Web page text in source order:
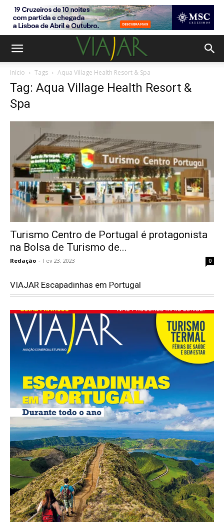
Início Tags Aqua Village Health Resort & Spa
Tag: Aqua Village Health Resort &
Spa
Turismo Centro de Portugal é protagonista
na Bolsa de Turismo de...
Redação - Fev 23, 2023 0
VIAJAR Escapadinhas em Portugal